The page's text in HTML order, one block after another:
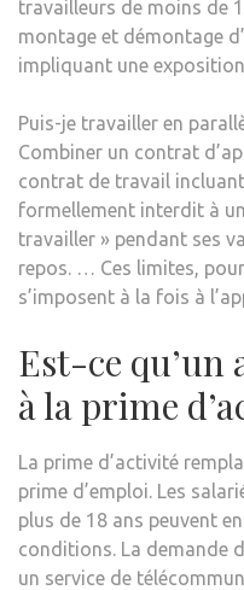
travailleurs de moins de
montage et démontage
impliquant une exposition
Puis-je travailler en
Combiner un contrat
contrat de travail
formellement interdit à
travailler » pendant ses
repos. … Ces limites,
s’imposent à la fois à
Est-ce
à la prime
La prime d’activité
prime d’emploi. Les
plus de 18 ans peuvent
conditions. La demande
un service de